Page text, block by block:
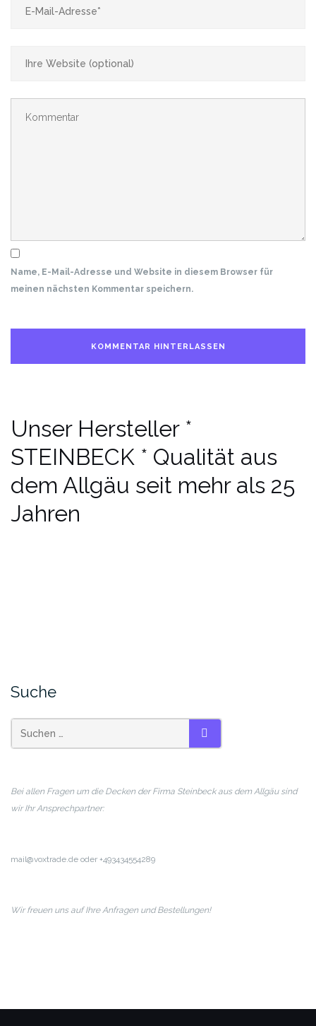
Name, E-Mail-Adresse und Website in diesem Browser für
meinen nächsten Kommentar speichern.
Unser Hersteller *
STEINBECK * Qualität aus
dem Allgäu seit mehr als 25
Jahren
Suche
SUCHEN
Bei allen Fragen um die Decken der Firma Steinbeck aus dem Allgäu sind
wir Ihr Ansprechpartner:
mail@voxtrade.de oder +493434554289
Wir freuen uns auf Ihre Anfragen und Bestellungen!